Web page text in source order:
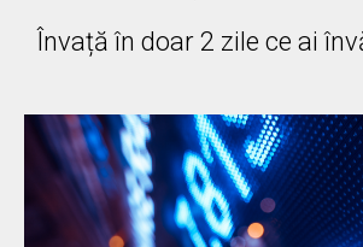
Învață în doar 2 zile ce ai